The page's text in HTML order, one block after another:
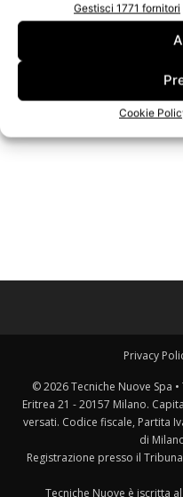
Gestisci 1771 fornitori
Cookie
n.3 - Giugno 2026 n.2
Edicola Web
Privacy
© 2026 Tecniche Nuove Spa
Eritrea 21 - 20157 Milano.
versati. Codice fiscale, Partita
di
Registrazione presso il
Tecniche Nuove è iscritta